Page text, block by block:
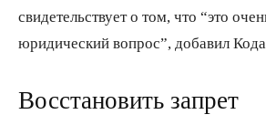
свидетельствует о том, что “это
юридический вопрос”, добавил
Восстановить запрет